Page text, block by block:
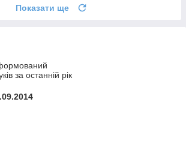
Показати ще
за останній рік